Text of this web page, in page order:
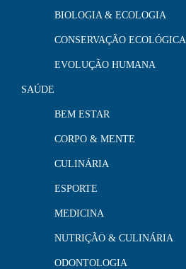
BIOLOGIA & ECOLOGIA
CONSERVAÇÃO ECOLÓGICA
EVOLUÇÃO HUMANA
SAÚDE
BEM ESTAR
CORPO & MENTE
CULINÁRIA
ESPORTE
MEDICINA
NUTRIÇÃO & CULINÁRIA
ODONTOLOGIA